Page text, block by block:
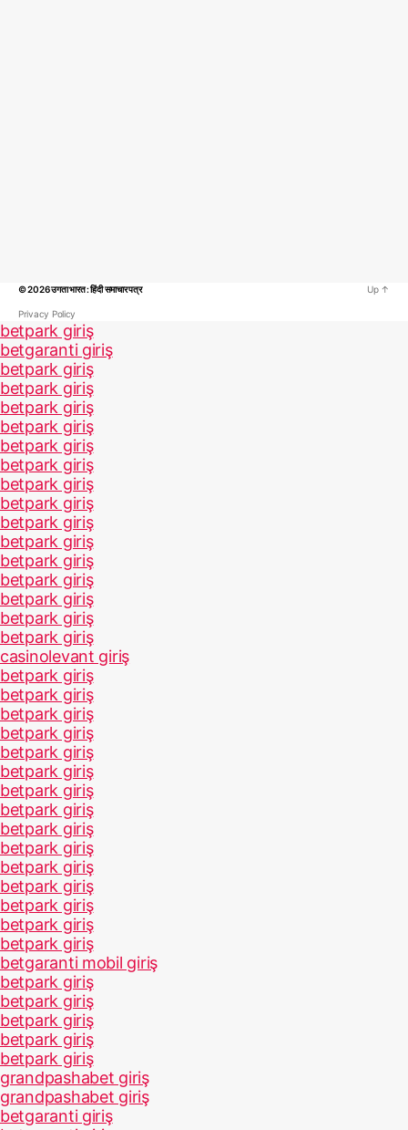
© 2026उगता भारत : हिंदी समाचार पत्र
Privacy Policy
Up ↑
betpark giriş
betgaranti giriş
betpark giriş
betpark giriş
betpark giriş
betpark giriş
betpark giriş
betpark giriş
betpark giriş
betpark giriş
betpark giriş
betpark giriş
betpark giriş
betpark giriş
betpark giriş
betpark giriş
betpark giriş
casinolevant giriş
betpark giriş
betpark giriş
betpark giriş
betpark giriş
betpark giriş
betpark giriş
betpark giriş
betpark giriş
betpark giriş
betpark giriş
betpark giriş
betpark giriş
betpark giriş
betpark giriş
betpark giriş
betgaranti mobil giriş
betpark giriş
betpark giriş
betpark giriş
betpark giriş
betpark giriş
grandpashabet giriş
grandpashabet giriş
betgaranti giriş